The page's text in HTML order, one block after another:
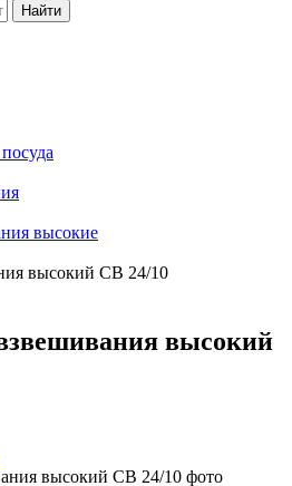
Найти
высокие
высокий СВ 24/10
высокий